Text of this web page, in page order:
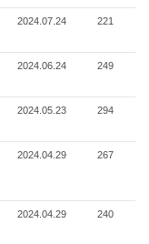
2024.07.24 221
2024.06.24 249
2024.05.23 294
2024.04.29 267
2024.04.29 240